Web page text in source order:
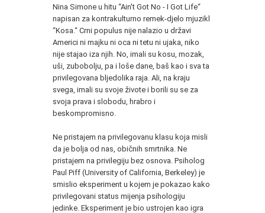
Nina Simone u hitu “Ain't Got No - I Got Life“
napisan za kontrakulturno remek-djelo mjuzikl
“Kosa.“ Crni populus nije nalazio u državi
Americi ni majku ni oca ni tetu ni ujaka, niko
nije stajao iza njih. No, imali su kosu, mozak,
uši, zubobolju, pa i loše dane, baš kao i sva ta
privilegovana bljedolika raja. Ali, na kraju
svega, imali su svoje živote i borili su se za
svoja prava i slobodu, hrabro i
beskompromisno.
Ne pristajem na privilegovanu klasu koja misli
da je bolja od nas, običnih smrtnika. Ne
pristajem na privilegiju bez osnova. Psiholog
Paul Piff (University of California, Berkeley) je
smislio eksperiment u kojem je pokazao kako
privilegovani status mijenja psihologiju
jedinke. Eksperiment je bio ustrojen kao igra